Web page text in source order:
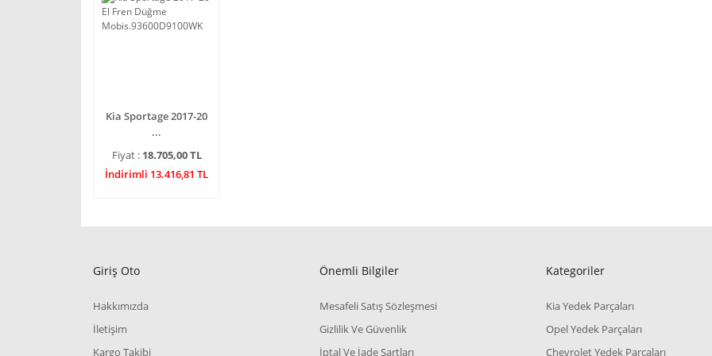
Kia Sportage 2017-20
...
Fiyat : 18.705,00 TL
İndirimli 13.416,81 TL
Giriş Oto
Hakkımızda
İletişim
Kargo Takibi
Önemli Bilgiler
Mesafeli Satış Sözleşmesi
Gizlilik Ve Güvenlik
İptal Ve İade Şartları
Kategoriler
Kia Yedek Parçaları
Opel Yedek Parçaları
Chevrolet Yedek Parçaları